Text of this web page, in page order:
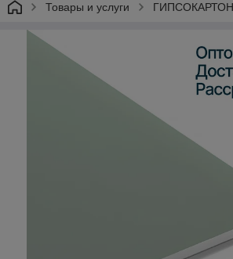
Товары и услуги ГИПСОКАРТОН